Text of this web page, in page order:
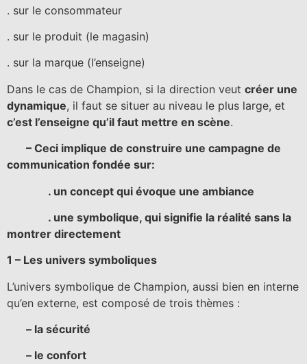
. sur le consommateur
. sur le produit (le magasin)
. sur la marque (l’enseigne)
Dans le cas de Champion, si la direction veut créer une
dynamique, il faut se situer au niveau le plus large, et
c’est l’enseigne qu’il faut mettre en scène.
– Ceci implique de construire une campagne de
communication fondée sur:
. un concept qui évoque une ambiance
. une symbolique, qui signifie la réalité sans la
montrer directement
1 – Les univers symboliques
L’univers symbolique de Champion, aussi bien en interne
qu’en externe, est composé de trois thèmes :
– la sécurité
– le confort